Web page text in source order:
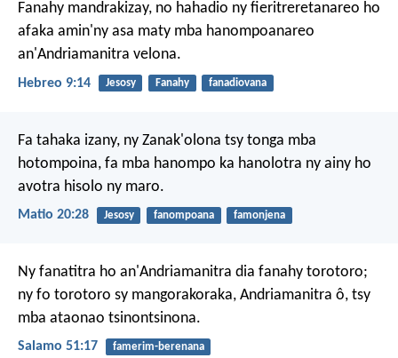
Fanahy mandrakizay, no hahadio ny fieritreretanareo ho
afaka amin'ny asa maty mba hanompoanareo
an'Andriamanitra velona.
Hebreo 9:14 Jesosy Fanahy fanadiovana
Fa tahaka izany, ny Zanak'olona tsy tonga mba
hotompoina, fa mba hanompo ka hanolotra ny ainy ho
avotra hisolo ny maro.
Matio 20:28 Jesosy fanompoana famonjena
Ny fanatitra ho an'Andriamanitra dia fanahy torotoro;
ny fo torotoro sy mangorakoraka, Andriamanitra ô, tsy
mba ataonao tsinontsinona.
Salamo 51:17 famerim-berenana